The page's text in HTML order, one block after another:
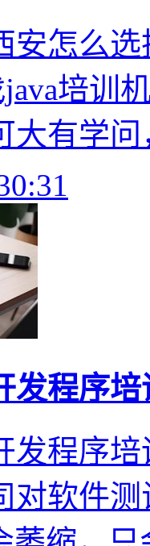
安怎么
培训
大有学
发程序
发程序
对软件